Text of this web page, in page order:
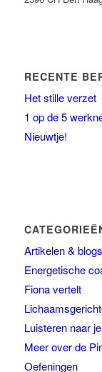
RECENTE
Het stille verzet
1 op de 5
Nieuwtje!
Artikelen & blogs
Energetische
Fiona vertelt
Luisteren naar
Meer over de
Oefeningen